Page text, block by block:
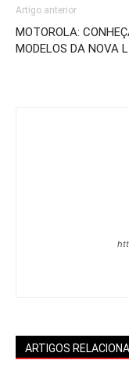
Artigo anterior
MOTOROLA:
MODELOS DA NOVA
ARTIGOS